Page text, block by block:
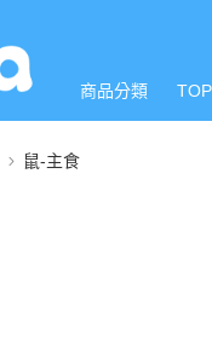
商品分類
鼠-主食